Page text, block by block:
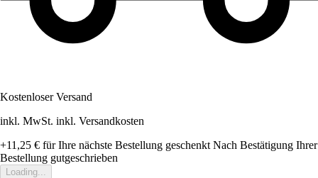
Kostenloser Versand
inkl. MwSt. inkl. Versandkosten
+11,25 € für Ihre nächste Bestellung geschenkt Nach Bestätigung Ihrer
Bestellung gutgeschrieben
Loading...